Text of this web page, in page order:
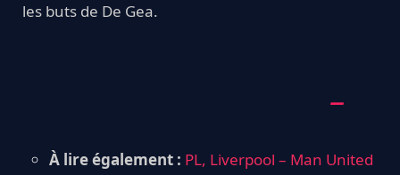
les buts de De Gea.
À lire également : PL, Liverpool – Man United